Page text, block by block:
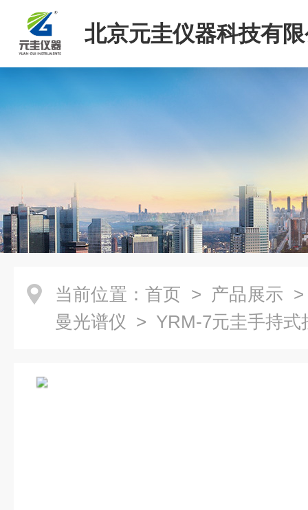
北京元圭仪器科技有
当前位置： 首页 > 产品展示
曼光谱仪 > YRM-7元圭手持式